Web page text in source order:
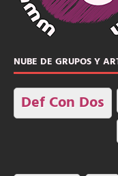
NUBE DE GRUPOS Y
Def Con Dos